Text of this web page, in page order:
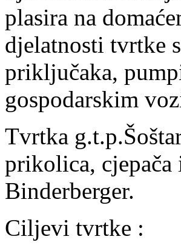
plasira na
djelatnosti tvrtke
priključaka,
gospodarskim
Tvrtka
prikolica, cjepača
Binderberger.
Ciljevi tvrtke :